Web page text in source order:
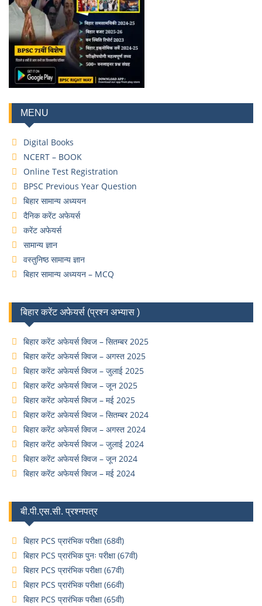
MENU
Digital Books
NCERT – BOOK
Online Test Registration
BPSC Previous Year Question
बिहार सामान्य अध्ययन
दैनिक करेंट अफेयर्स
करेंट अफेयर्स
सामान्य ज्ञान
वस्तुनिष्ठ सामान्य ज्ञान
बिहार सामान्य अध्ययन – MCQ
बिहार करेंट अफेयर्स (प्रश्न अभ्यास )
बिहार करेंट अफेयर्स क्विज – सितम्बर 2025
बिहार करेंट अफेयर्स क्विज – अगस्त 2025
बिहार करेंट अफेयर्स क्विज – जुलाई 2025
बिहार करेंट अफेयर्स क्विज – जून 2025
बिहार करेंट अफेयर्स क्विज – मई 2025
बिहार करेंट अफेयर्स क्विज – सितम्बर 2024
बिहार करेंट अफेयर्स क्विज – अगस्त 2024
बिहार करेंट अफेयर्स क्विज – जुलाई 2024
बिहार करेंट अफेयर्स क्विज – जून 2024
बिहार करेंट अफेयर्स क्विज – मई 2024
बी.पी.एस.सी. प्रश्नपत्र
बिहार PCS प्रारंभिक परीक्षा (68वी)
बिहार PCS प्रारंभिक पुनः परीक्षा (67वी)
बिहार PCS प्रारंभिक परीक्षा (67वी)
बिहार PCS प्रारंभिक परीक्षा (66वी)
बिहार PCS प्रारंभिक परीक्षा (65वी)